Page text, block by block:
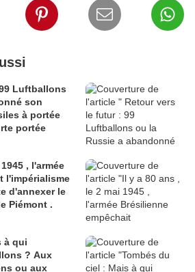
Luftballons
son
à portée
portée
, l'armée
l'impérialisme
d'annexer le
Piémont .
à qui
? Aux
ou aux